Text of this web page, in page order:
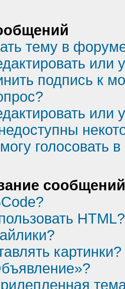
тему в
или
подпись к
или
голосовать
HTML?
картинки?